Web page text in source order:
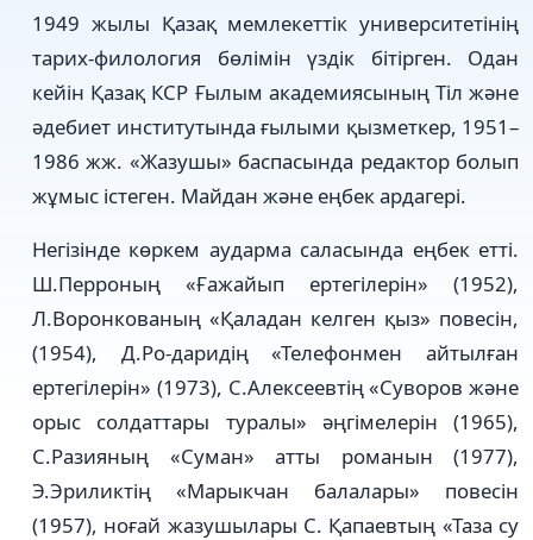
1949 жылы Қазақ мемлекеттік университетінің
тарих-филология бөлімін үздік бітірген. Одан
кейін Қазақ КСР Ғылым академиясының Тіл және
әдебиет институтында ғылыми қызметкер, 1951–
1986 жж. «Жазушы» баспасында редактор болып
жұмыс істеген. Майдан және еңбек ардагері.
Негізінде көркем аударма саласында еңбек етті.
Ш.Перроның «Ғажайып ертегілерін» (1952),
Л.Воронкованың «Қаладан келген қыз» повесін,
(1954), Д.Ро-даридің «Телефонмен айтылған
ертегілерін» (1973), С.Алексеевтің «Суворов және
орыс солдаттары туралы» әңгімелерін (1965),
С.Разияның «Суман» атты романын (1977),
Э.Эриликтің «Марыкчан балалары» повесін
(1957), ноғай жазушылары С. Қапаевтың «Таза су